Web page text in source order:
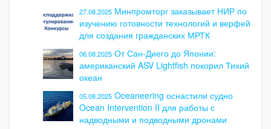
27.08.2025 Минпромторг заказывает НИР по
изучению готовности технологий и верфей
для создания гражданских МРТК
06.08.2025 От Сан-Диего до Японии:
американский ASV Lightfish покорил Тихий
океан
05.08.2025 Oceaneering оснастили судно
Ocean Intervention II для работы с
надводными и подводными дронами